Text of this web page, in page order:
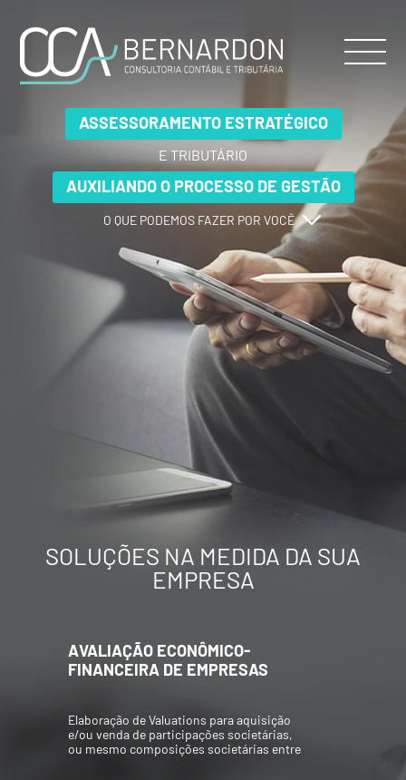
ASSESSORAMENTO ESTRATÉGICO
E TRIBUTÁRIO
AUXILIANDO O PROCESSO DE GESTÃO
O QUE PODEMOS FAZER POR VOCÊ
ASSESSORAMENTO ESTRATÉGICO
E TRIBUTÁRIO
AUXILIANDO O PROCESSO DE GESTÃO
O QUE PODEMOS FAZER POR VOCÊ
ASSESSORAMENTO ESTRATÉGICO
E TRIBUTÁRIO
AUXILIANDO O PROCESSO DE GESTÃO
O QUE PODEMOS FAZER POR VOCÊ
SOLUÇÕES NA MEDIDA DA SUA
EMPRESA
AVALIAÇÃO ECONÔMICO-
FINANCEIRA DE EMPRESAS
Elaboração de Valuations para aquisição
e/ou venda de participações societárias,
ou mesmo composições societárias entre